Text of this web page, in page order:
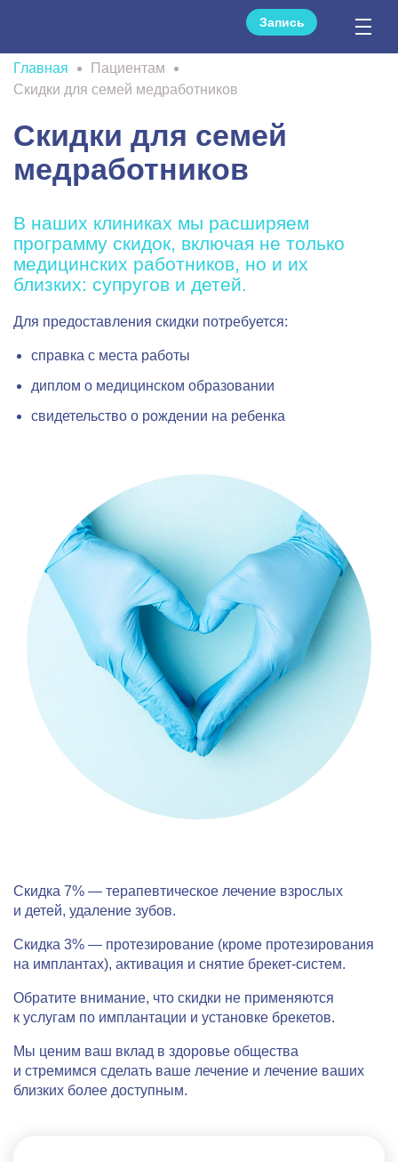
Запись
Главная
Пациентам
Скидки для семей медработников
Скидки для семей
медработников
В наших клиниках мы расширяем
программу скидок, включая не только
медицинских работников, но и их
близких: супругов и детей.
Для предоставления скидки потребуется:
справка с места работы
диплом о медицинском образовании
свидетельство о рождении на ребенка
Скидка 7% — терапевтическое лечение взрослых
и детей, удаление зубов.
Скидка 3% — протезирование (кроме протезирования
на имплантах), активация и снятие брекет-систем.
Обратите внимание, что скидки не применяются
к услугам по имплантации и установке брекетов.
Мы ценим ваш вклад в здоровье общества
и стремимся сделать ваше лечение и лечение ваших
близких более доступным.